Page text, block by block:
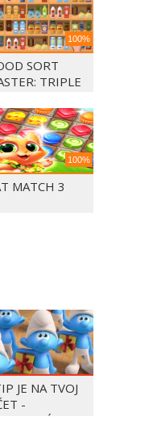
100%
SORT
TRIPLE
100%
MATCH 3
JE NA TVOJ
-